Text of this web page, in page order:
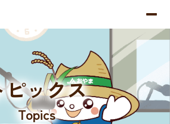
ピックス
Topics